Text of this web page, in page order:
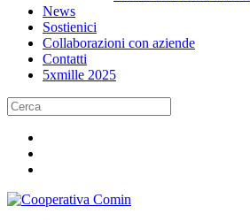
News
Sostienici
Collaborazioni con aziende
Contatti
5xmille 2025